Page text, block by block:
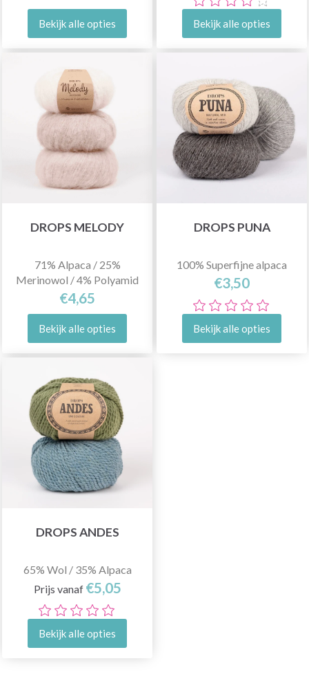
Bekijk alle opties Bekijk alle opties
DROPS MELODY
71% Alpaca / 25%
Merinowol / 4% Polyamid
€4,65
Bekijk alle opties
DROPS PUNA
100% Superfijne alpaca
€3,50
Bekijk alle opties
DROPS ANDES
65% Wol / 35% Alpaca
Prijs vanaf €5,05
Bekijk alle opties